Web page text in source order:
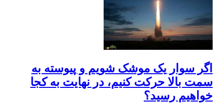
اگر سوار یک موشک شویم و پیوسته به
سمت بالا حرکت کنیم، در نهایت به کجا
خواهیم رسید؟